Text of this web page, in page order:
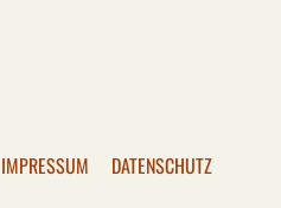
IMPRESSUM DATENSCHUTZ